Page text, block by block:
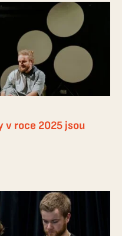
v roce 2025 jsou